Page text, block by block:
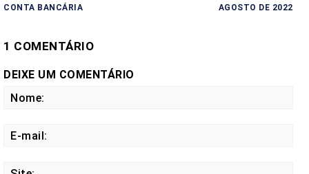
CONTA BANCÁRIA
AGOSTO DE 2022
1 COMENTÁRIO
DEIXE UM COMENTÁRIO